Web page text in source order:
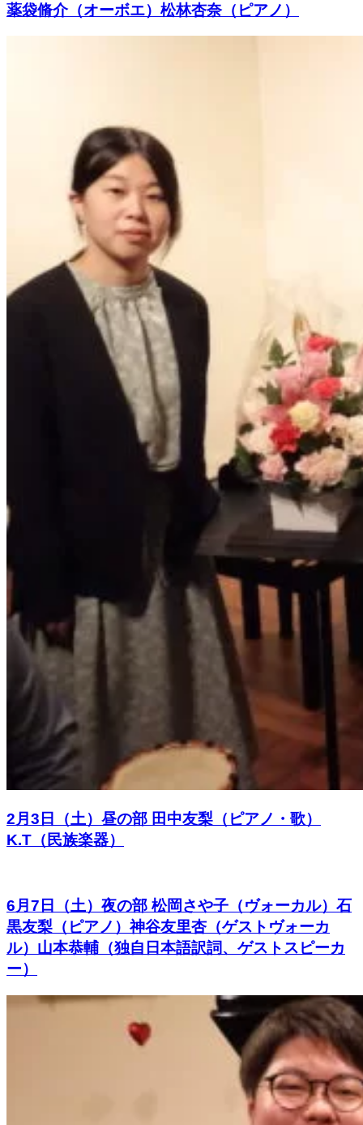
薬袋脩介（オーボエ）松林杏奈（ピアノ）
2月3日（土）昼の部 田中友梨（ピアノ・歌）
K.T（民族楽器）
6月7日（土）夜の部 松岡さや子（ヴォーカル）石
黒友梨（ピアノ）神谷友里杏（ゲストヴォーカ
ル）山本恭輔（独自日本語訳詞、ゲストスピーカ
ー）